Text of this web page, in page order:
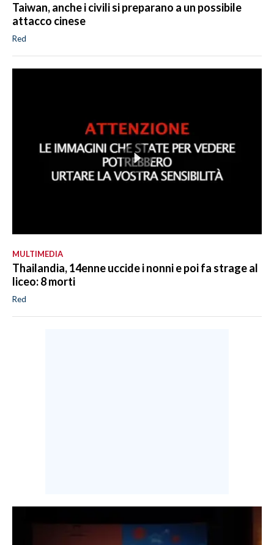
Taiwan, anche i civili si preparano a un possibile
attacco cinese
Red
MULTIMEDIA
Thailandia, 14enne uccide i nonni e poi fa strage al
liceo: 8 morti
Red